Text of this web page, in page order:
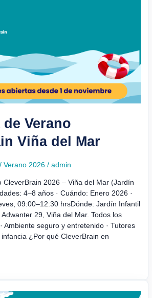
Verano
Viña del Mar
/Verano 2026 /admin
CleverBrain 2026 – Viña del Mar (Jardín
4–8 años · Cuándo: Enero 2026 ·
09:00–12:30 hrsDónde: Jardín Infantil
29, Viña del Mar. Todos los
Ambiente seguro y entretenido · Tutores
¿Por qué CleverBrain en